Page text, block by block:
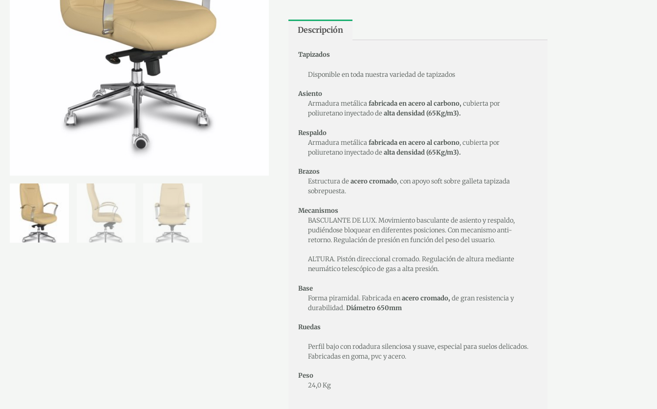
Descripción
Tapizados
Disponible en toda nuestra variedad de tapizados
Asiento
Armadura metálicafabricada en acero al carbono, cubierta por
poliuretano inyectado dealta densidad (65Kg/m3).
Respaldo
Armadura metálicafabricada en acero al carbono, cubierta por
poliuretano inyectado dealta densidad (65Kg/m3).
Brazos
Estructura deacero cromado, con apoyo soft sobre galleta tapizada
sobrepuesta.
Mecanismos
BASCULANTE DE LUX. Movimiento basculante de asiento y respaldo,
pudiéndose bloquear en diferentes posiciones. Con mecanismo anti-
retorno. Regulación de presión en función del peso del usuario.
ALTURA. Pistón direccional cromado. Regulación de altura mediante
neumático telescópico de gas a alta presión.
Base
Forma piramidal. Fabricada enacero cromado, de gran resistencia y
durabilidad.Diámetro 650mm
Ruedas
Perfil bajo con rodadura silenciosa y suave, especial para suelos delicados.
Fabricadas en goma, pvc y acero.
Peso
24,0 Kg